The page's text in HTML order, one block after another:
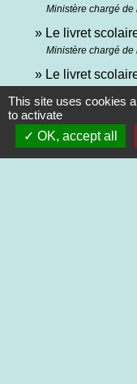
Ministère chargé de
Le livret
Ministère chargé de
Le livret
open_in_new
Ministère chargé de
This site uses cookies
to activate
OK, accept all